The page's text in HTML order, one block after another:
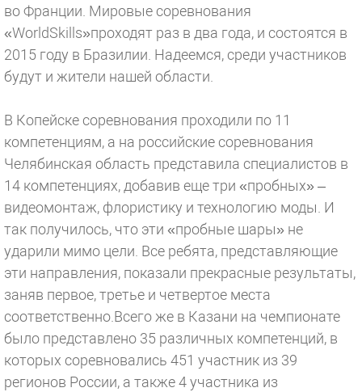
во Франции. Мировые соревнования
«WorldSkills»проходят раз в два года, и состоятся в
2015 году в Бразилии. Надеемся, среди участников
будут и жители нашей области.
В Копейске соревнования проходили по 11
компетенциям, а на российские соревнования
Челябинская область представила специалистов в
14 компетенциях, добавив еще три «пробных» –
видеомонтаж, флористику и технологию моды. И
так получилось, что эти «пробные шары» не
ударили мимо цели. Все ребята, представляющие
эти направления, показали прекрасные результаты,
заняв первое, третье и четвертое места
соответственно.Всего же в Казани на чемпионате
было представлено 35 различных компетенций, в
которых соревновались 451 участник из 39
регионов России, а также 4 участника из